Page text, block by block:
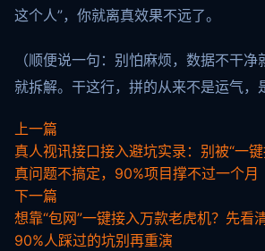
这个人”，你就离真效果不远了。
（顺便说一句：别怕麻烦，数据不干
就拆解。干这行，拼的从来不是运气，
上一篇
真人视讯接口接入避坑实录：别被“一
真问题不搞定，90%项目撑不过一个月
下一篇
想靠“包网”一键接入万款老虎机？先看
90%人踩过的坑别再重演